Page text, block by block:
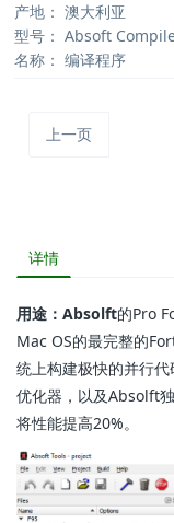
产地： 澳大利亚
型号： Absoft
名称： 编译程序
上一页
详情
用途：Absolft的Pro
Mac OS的最完整的
统上构建极快的并行代
优化器，以及Absolft
将性能提高20%。